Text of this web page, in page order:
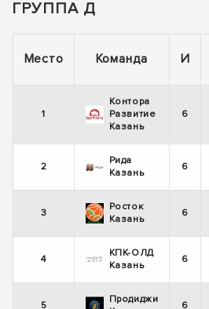
ГРУППА Д
Место Команда И
1
Контора
Развитие
Казань
6
2
Рида
Казань
6
3
Росток
Казань
6
4
КПК-ОЛД
Казань
6
5
Продиджи
6